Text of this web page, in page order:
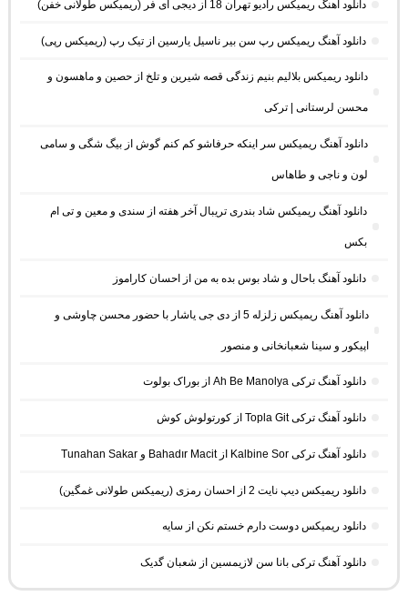
دانلود آهنگ ریمیکس رادیو تهران 18 از دیجی ای فر (ریمیکس طولانی خفن)
دانلود آهنگ ریمیکس رپ سن بیر ناسیل یارسین از تیک رپ (ریمیکس رپی)
دانلود ریمیکس بلالیم بنیم زندگی قصه شیرین و تلخ از حصین و ماهسون و
محسن لرستانی | ترکی
دانلود آهنگ ریمیکس سر اینکه حرفاشو کم کنم گوش از بیگ شگی و سامی
لون و ناجی و طاهاس
دانلود آهنگ ریمیکس شاد بندری تریبال آخر هفته از سندی و معین و تی ام
بکس
دانلود آهنگ باحال و شاد بوس بده به من از احسان کاراموز
دانلود آهنگ ریمیکس زلزله 5 از دی جی یاشار با حضور محسن چاوشی و
اپیکور و سینا شعبانخانی و منصور
دانلود آهنگ ترکی Ah Be Manolya از بوراک بولوت
دانلود آهنگ ترکی Topla Git از کورتولوش کوش
دانلود آهنگ ترکی Kalbine Sor از Bahadır Macit و Tunahan Sakar
دانلود ریمیکس دیپ نایت 2 از احسان رمزی (ریمیکس طولانی غمگین)
دانلود ریمیکس دوست دارم خستم نکن از سایه
دانلود آهنگ ترکی بانا سن لازیمسین از شعبان گدیک